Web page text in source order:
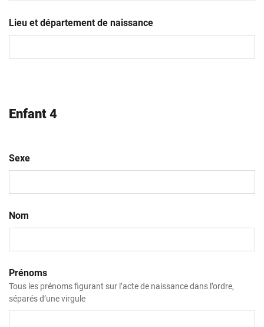
slash
MM
Lieu et département de naissance
Enfant 4
Sexe
Nom
Prénoms
Tous les prénoms figurant sur l’acte de naissance dans l’ordre,
séparés d’une virgule